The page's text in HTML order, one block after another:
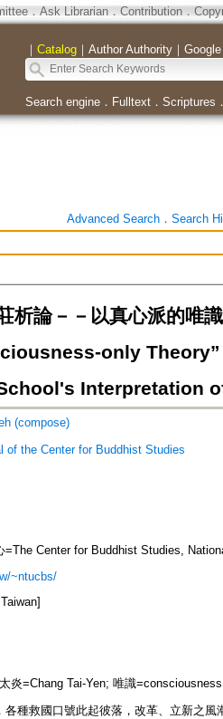
． Ask Librarian． Contribution．
｜ Catalog｜ Author Authority｜ Google
Search engine． Fulltext． Scriptures ．
Advanced Search． Search
析論－－以真心派的唯
only
Interpretation
(compose)
of the Center for Buddhist Studies
=The Center for Buddhist Studies,
~ntucbs/
炎=Chang Tai-Yen; 唯識
種救國口號此起彼落，改革、立新之